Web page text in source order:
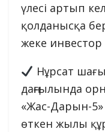
үлесі артып
қолданысқа
жеке инвестор
Нұрсат
даңғылында
«Жас-Дарын-5»
өткен жылы